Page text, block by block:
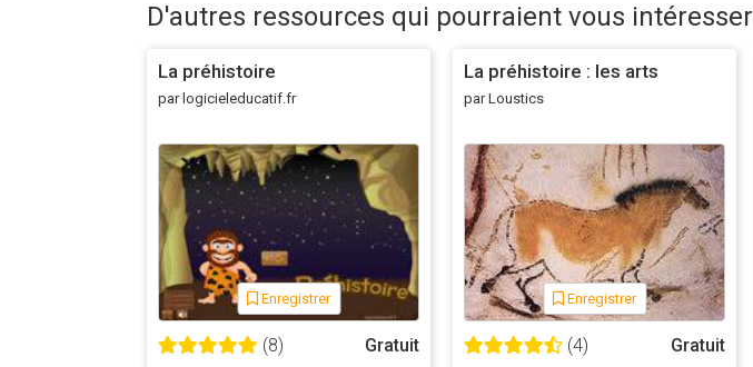
D'autres ressources qui pourraient vous intéresser
La préhistoire
par logicieleducatif.fr
Enregistrer
(8)
Gratuit
La préhistoire : les arts
par Loustics
Enregistrer
(4)
Gratuit